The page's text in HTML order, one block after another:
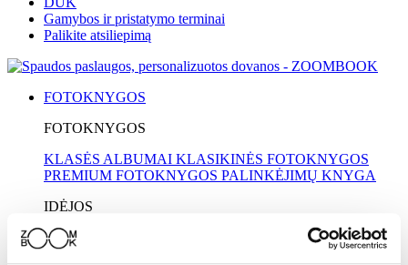
Gamybos ir pristatymo terminai
Palikite atsiliepimą
FOTOKNYGOS
FOTOKNYGOS
KLASĖS ALBUMAI KLASIKINĖS FOTOKNYGOS
PREMIUM FOTOKNYGOS PALINKĖJIMŲ KNYGA
IDĖJOS
MOKYKLOMS
VESTUVĖS
KRIKŠTYNOS
VAIKAMS